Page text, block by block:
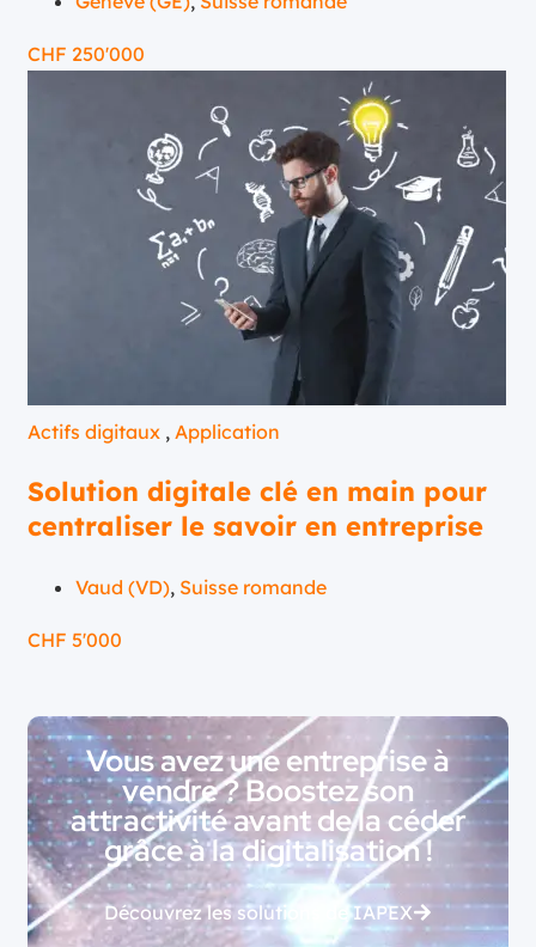
CHF 250'000
Actifs digitaux , Application
Solution digitale clé en main pour
centraliser le savoir en entreprise
Vaud (VD), Suisse romande
CHF 5'000
Vous avez une entreprise à
vendre ? Boostez son
attractivité avant de la céder
grâce à la digitalisation !
Découvrez les solutions de IAPEX